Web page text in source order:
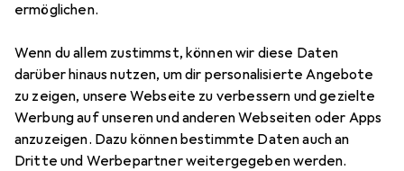
ermöglichen.
Wenn du allem zustimmst, können wir diese Daten
darüber hinaus nutzen, um dir personalisierte Angebote
zu zeigen, unsere Webseite zu verbessern und gezielte
Werbung auf unseren und anderen Webseiten oder Apps
anzuzeigen. Dazu können bestimmte Daten auch an
Dritte und Werbepartner weitergegeben werden.